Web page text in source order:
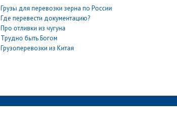
Грузы для перевозки зерна по России
Где перевести документацию?
Про отливки из чугуна
Трудно быть Богом
Грузоперевозки из Китая